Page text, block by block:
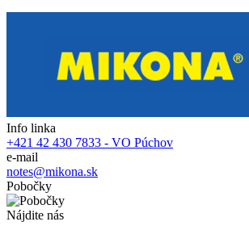
Info linka
+421 42 430 7833 - VO Púchov
e-mail
notes@mikona.sk
Pobočky
Nájdite nás